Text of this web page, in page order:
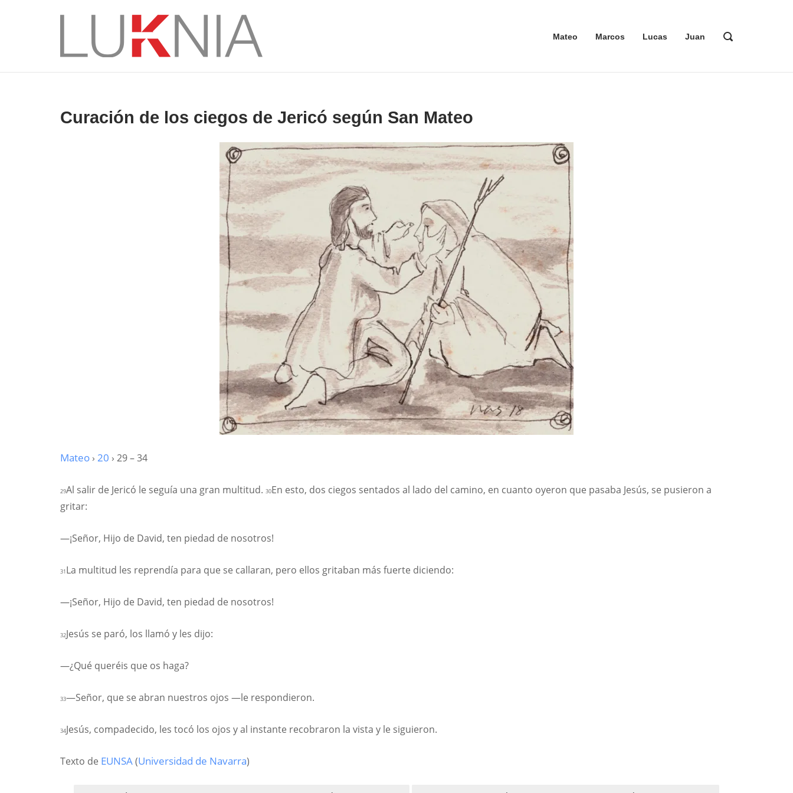
Mateo Marcos Lucas Juan
ABRIR
DE
Curación de los ciegos de Jericó según San Mateo
Mateo › 20 › 29 – 34
29Al salir de Jericó le seguía una gran multitud. 30En esto, dos ciegos sentados al lado del camino, en cuanto oyeron que pasaba Jesús, se pusieron a
gritar:
—¡Señor, Hijo de David, ten piedad de nosotros!
31 La multitud les reprendía para que se callaran, pero ellos gritaban más fuerte diciendo:
—¡Señor, Hijo de David, ten piedad de nosotros!
32Jesús se paró, los llamó y les dijo:
—¿Qué queréis que os haga?
33—Señor, que se abran nuestros ojos —le respondieron.
34Jesús, compadecido, les tocó los ojos y al instante recobraron la vista y le siguieron.
Texto de EUNSA(Universidad de Navarra)